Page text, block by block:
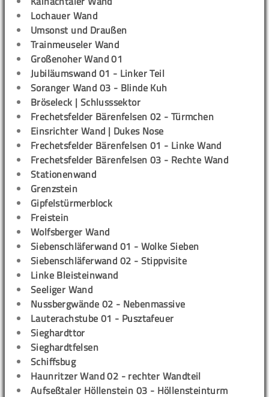
Lochauer Wand
Umsonst und Draußen
Trainmeuseler Wand
Großenoher Wand 01
Jubiläumswand 01 - Linker Teil
Soranger Wand 03 - Blinde Kuh
Bröseleck | Schlusssektor
Frechetsfelder Bärenfelsen 02 - Türmchen
Einsrichter Wand | Dukes Nose
Frechetsfelder Bärenfelsen 01 - Linke Wand
Frechetsfelder Bärenfelsen 03 - Rechte Wand
Stationenwand
Grenzstein
Gipfelstürmerblock
Freistein
Wolfsberger Wand
Siebenschläferwand 01 - Wolke Sieben
Siebenschläferwand 02 - Stippvisite
Linke Bleisteinwand
Seeliger Wand
Nussbergwände 02 - Nebenmassive
Lauterachstube 01 - Pusztafeuer
Sieghardttor
Sieghardtfelsen
Schiffsbug
Haunritzer Wand 02 - rechter Wandteil
Aufseßtaler Höllenstein 03 - Höllensteinturm